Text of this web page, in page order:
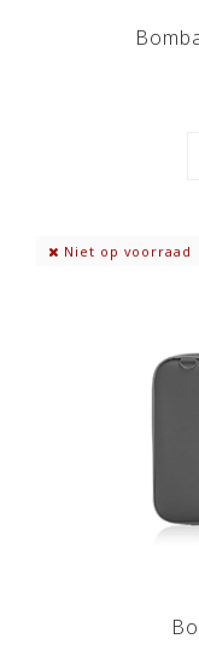
Niet op voorraad